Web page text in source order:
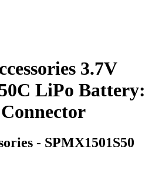
3.7V
LiPo Battery:
- SPMX1501S50